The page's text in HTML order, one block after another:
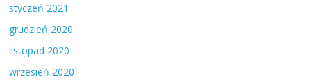
styczeń 2021
grudzień 2020
listopad 2020
wrzesień 2020